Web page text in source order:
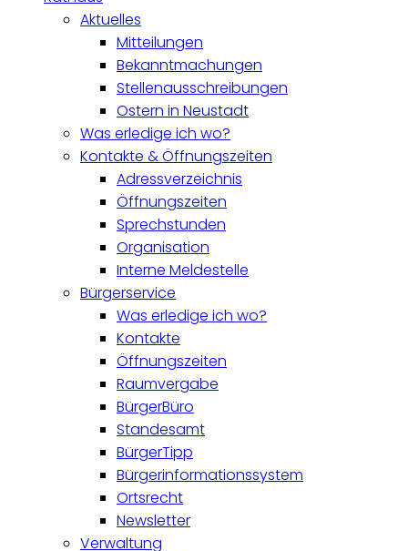
Aktuelles
Mitteilungen
Bekanntmachungen
Stellenausschreibungen
Ostern in Neustadt
Was erledige ich wo?
Kontakte & Öffnungszeiten
Adressverzeichnis
Öffnungszeiten
Sprechstunden
Organisation
Interne Meldestelle
Bürgerservice
Was erledige ich wo?
Kontakte
Öffnungszeiten
Raumvergabe
BürgerBüro
Standesamt
BürgerTipp
Bürgerinformationssystem
Ortsrecht
Newsletter
Verwaltung